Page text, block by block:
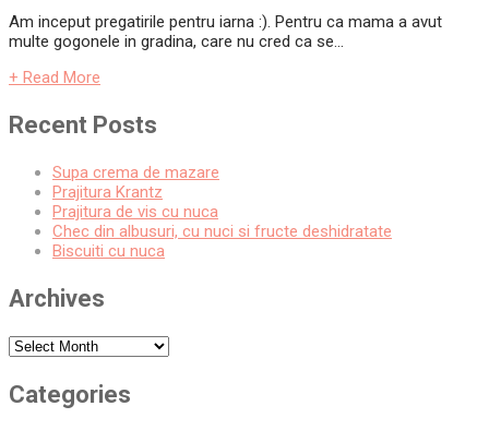
Am inceput pregatirile pentru iarna :). Pentru ca mama a avut
multe gogonele in gradina, care nu cred ca se...
+ Read More
Recent Posts
Supa crema de mazare
Prajitura Krantz
Prajitura de vis cu nuca
Chec din albusuri, cu nuci si fructe deshidratate
Biscuiti cu nuca
Archives
Archives
Categories